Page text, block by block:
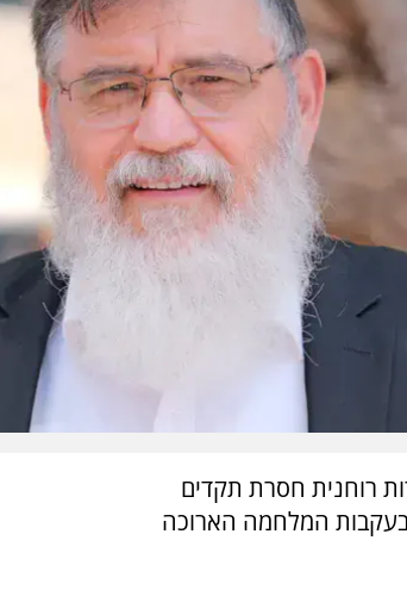
רוחנית חסרת תקדים
המלחמה הארוכה